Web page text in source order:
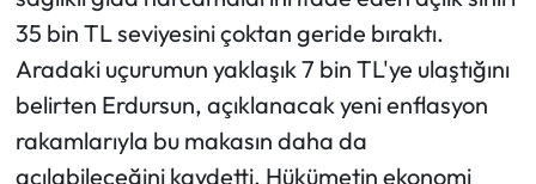
35 bin TL seviyesini çoktan geride bıraktı.
Aradaki uçurumun yaklaşık 7 bin TL'ye ulaştığını
belirten Erdursun, açıklanacak yeni enflasyon
rakamlarıyla bu makasın daha da
açılabileceğini kaydetti. Hükümetin ekonomi